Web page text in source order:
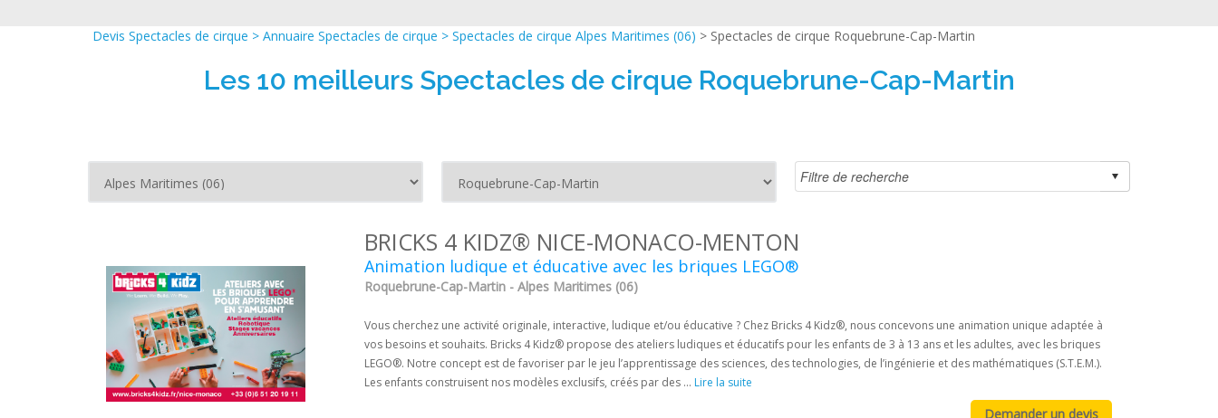
Devis Spectacles de cirque > Annuaire Spectacles de cirque > Spectacles de cirque Alpes Maritimes (06) > Spectacles de cirque Roquebrune-Cap-Martin
Les 10 meilleurs Spectacles de cirque Roquebrune-Cap-Martin
BRICKS 4 KIDZ® NICE-MONACO-MENTON
Animation ludique et éducative avec les briques LEGO®
Roquebrune-Cap-Martin - Alpes Maritimes (06)
Vous cherchez une activité originale, interactive, ludique et/ou éducative ? Chez Bricks 4 Kidz®, nous concevons une animation unique adaptée à
vos besoins et souhaits. Bricks 4 Kidz® propose des ateliers ludiques et éducatifs pour les enfants de 3 à 13 ans et les adultes, avec les briques
LEGO®. Notre concept est de favoriser par le jeu l’apprentissage des sciences, des technologies, de l’ingénierie et des mathématiques (S.T.E.M.).
Les enfants construisent nos modèles exclusifs, créés par des ... Lire la suite